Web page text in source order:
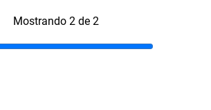
Mostrando 2 de 2
por inscribirte!
tu cupón, usalo en tu siguiente